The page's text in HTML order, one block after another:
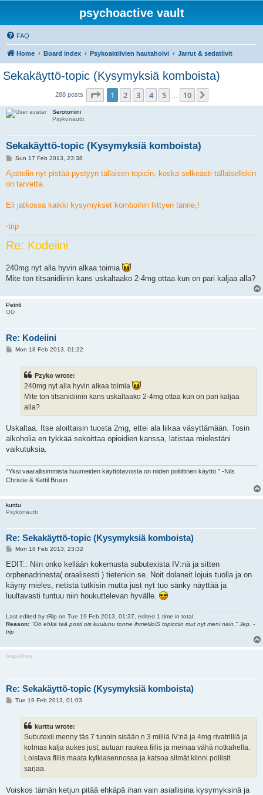
psychoactive vault
FAQ
Home Board index Psykoaktiivien hautaholvi Jarrut & sedatiivit
Sekakäyttö-topic (Kysymyksiä komboista)
288 posts Page 1of 10
1 2 3 4 5 10
Serotoniini
Psykonautti
Sekakäyttö-topic (Kysymyksiä komboista)
P
s
Sun 17 Feb 2013, 23:38
Ajattelin nyt pistää pystyyn tällaisen topicin, koska selkeästi tällaisellekin
on tarvetta.
Eli jatkossa kaikki kysymykset komboihin liittyen tänne,!
-trip
Re: Kodeiini
240mg nyt alla hyvin alkaa toimia
Mite ton titsanidiinin kans uskaltaako 2-4mg ottaa kun on pari kaljaa alla?
Petri6
OD
Re: Kodeiini
PMon 18 Feb 2013, 01:22
Pzyko wrote:
240mg nyt alla hyvin alkaa toimia
Mite ton titsanidiinin kans uskaltaako 2-4mg ottaa kun on pari kaljaa
alla?
Uskaltaa. Itse aloittaisin tuosta 2mg, ettei ala liikaa väsyttämään. Tosin
alkoholia en tykkää sekoittaa opioidien kanssa, latistaa mielestäni
vaikutuksia.
"Yksi vaarallisimmista huumeiden käyttötavoista on niiden poliittinen käyttö." -Nils
Christie & Kettil Bruun
kurttu
Psykonautti
Re: Sekakäyttö-topic (Kysymyksiä komboista)
P
s
Mon 18 Feb 2013, 23:32
EDIT:: Niin onko kellään kokemusta subutexista IV:nä ja sitten
orphenadrinesta( oraalisesti ) tietenkin se. Noit dolaneit lojuis tuolla ja on
käyny mieles, netistä tutkisin mutta just nyt tuo sänky näyttää ja
luultavasti tuntuu niin houkuttelevan hyvälle.
Last edited by tRip on Tue 19 Feb 2013, 01:37, edited 1 time in total.
Reason: "Öö ehkä tää posti ois kuulunu tonne ihmetiloiS topicciin mut nyt meni näin." Jep. -
trip
frapathea
Re: Sekakäyttö-topic (Kysymyksiä komboista)
PTue 19 Feb 2013, 01:03
kurttu wrote:
Subutexii menny täs 7 tunnin sisään n 3 milliä IV:nä ja 4mg rivatrilliä ja
kolmas kalja aukes just, autuan raukea fiilis ja meinaa vähä notkahella.
Loistava fiilis maata kylkiasennossa ja katsoa silmät kiinni poliisit
sarjaa.
Voiskos tämän ketjun pitää ehkäpä ihan vain asiallisina kysymyksinä ja